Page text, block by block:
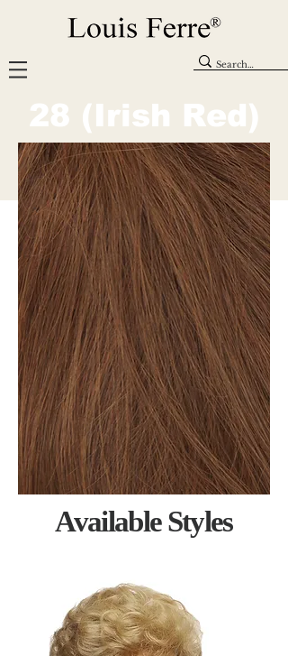
28 (Irish Red)
Available Styles